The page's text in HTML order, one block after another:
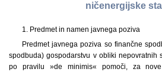
ničenergijske
1. Predmet in namen javnega poziva
Predmet javnega poziva so finančne
spodbuda) gospodarstvu v obliki nepovratnih
po pravilu »de minimis« pomoči, za